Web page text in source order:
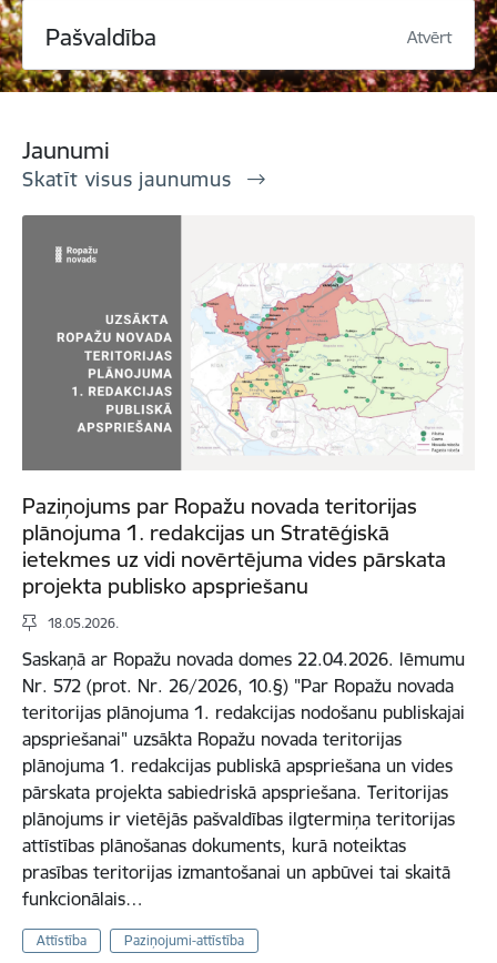
Pašvaldība Atvērt
Jaunumi
Skatīt visus jaunumus
Paziņojums par Ropažu novada teritorijas
plānojuma 1. redakcijas un Stratēģiskā
ietekmes uz vidi novērtējuma vides pārskata
projekta publisko apspriešanu
18.05.2026.
Saskaņā ar Ropažu novada domes 22.04.2026. lēmumu
Nr. 572 (prot. Nr. 26/2026, 10.§) "Par Ropažu novada
teritorijas plānojuma 1. redakcijas nodošanu publiskajai
apspriešanai" uzsākta Ropažu novada teritorijas
plānojuma 1. redakcijas publiskā apspriešana un vides
pārskata projekta sabiedriskā apspriešana. Teritorijas
plānojums ir vietējās pašvaldības ilgtermiņa teritorijas
attīstības plānošanas dokuments, kurā noteiktas
prasības teritorijas izmantošanai un apbūvei tai skaitā
funkcionālais…
Attīstība Paziņojumi-attīstība